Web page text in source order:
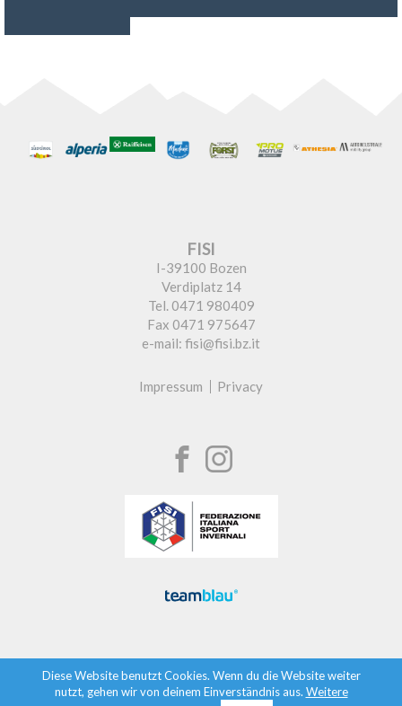
FISI
I-39100 Bozen
Verdiplatz 14
Tel. 0471 980409
Fax 0471 975647
e-mail: fisi@fisi.bz.it
Impressum Privacy
Diese Website benutzt Cookies. Wenn du die Website weiter
nutzt, gehen wir von deinem Einverständnis aus. Weitere